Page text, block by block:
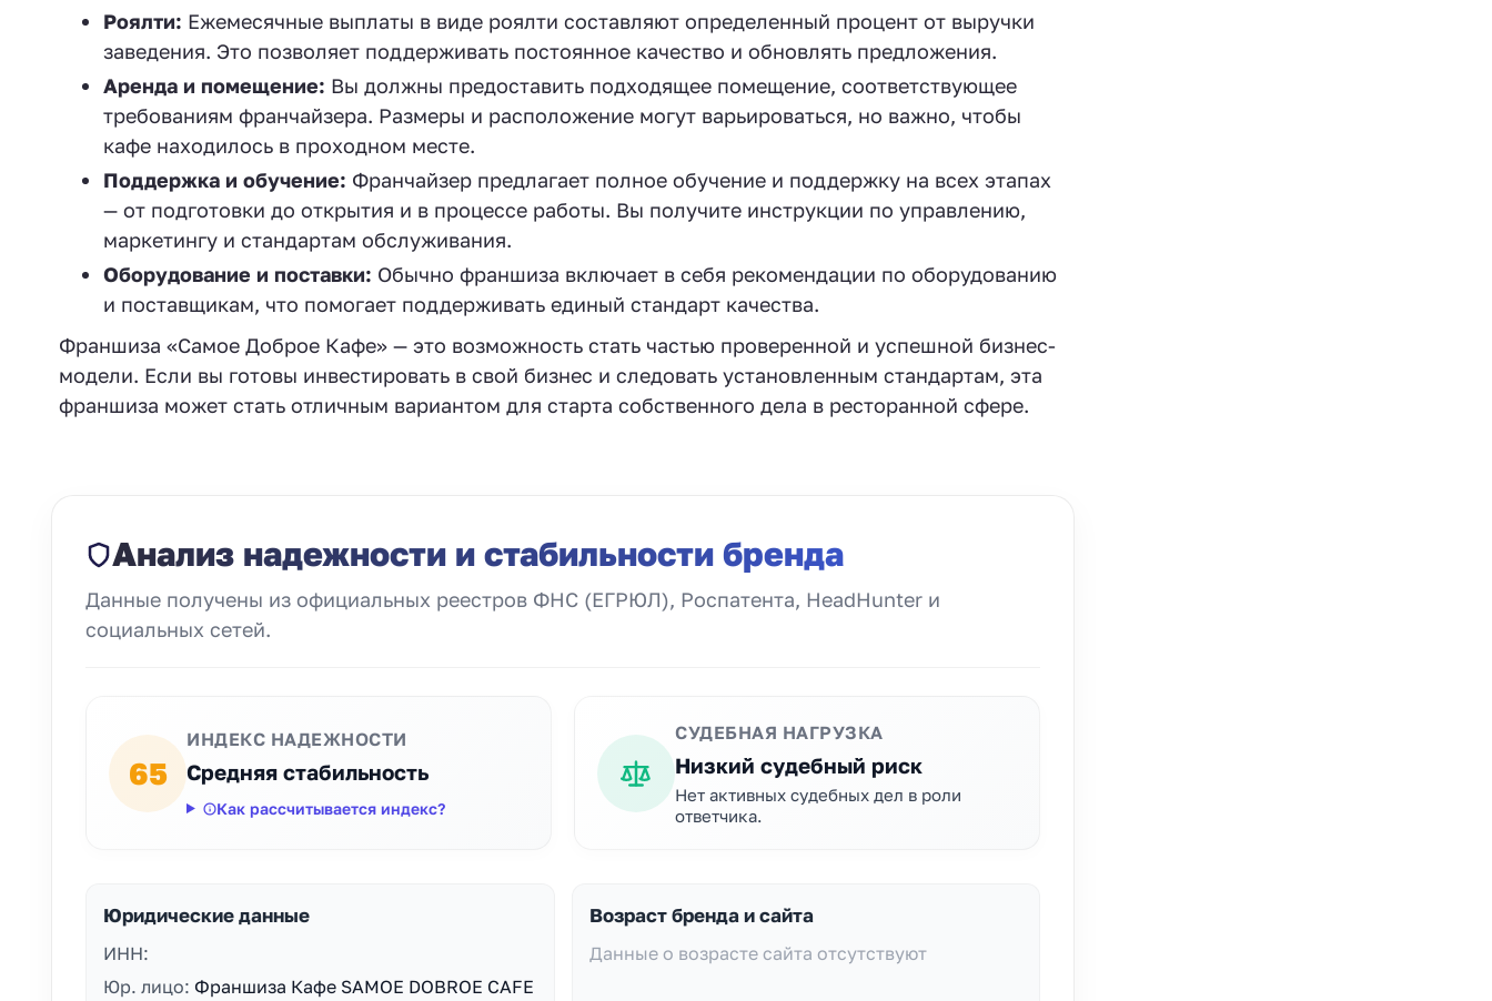
Роялти: Ежемесячные выплаты в виде роялти составляют определенный процент от выручки
заведения. Это позволяет поддерживать постоянное качество и обновлять предложения.
Аренда и помещение: Вы должны предоставить подходящее помещение, соответствующее
требованиям франчайзера. Размеры и расположение могут варьироваться, но важно, чтобы
кафе находилось в проходном месте.
Поддержка и обучение: Франчайзер предлагает полное обучение и поддержку на всех этапах
— от подготовки до открытия и в процессе работы. Вы получите инструкции по управлению,
маркетингу и стандартам обслуживания.
Оборудование и поставки: Обычно франшиза включает в себя рекомендации по оборудованию
и поставщикам, что помогает поддерживать единый стандарт качества.
Франшиза «Самое Доброе Кафе» — это возможность стать частью проверенной и успешной бизнес-
модели. Если вы готовы инвестировать в свой бизнес и следовать установленным стандартам, эта
франшиза может стать отличным вариантом для старта собственного дела в ресторанной сфере.
Анализ надежности и стабильности бренда
Данные получены из официальных реестров ФНС (ЕГРЮЛ), Роспатента, HeadHunter и
социальных сетей.
65
ИНДЕКС НАДЕЖНОСТИ
Средняя стабильность
Как рассчитывается индекс?
СУДЕБНАЯ НАГРУЗКА
Низкий судебный риск
Нет активных судебных дел в роли
ответчика.
Юридические данные
ИНН:
Юр. лицо: Франшиза Кафе SAMOE DOBROE CAFE
Возраст бренда и сайта
Данные о возрасте сайта отсутствуют